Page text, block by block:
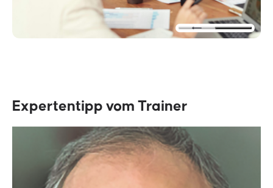
Expertentipp vom Trainer